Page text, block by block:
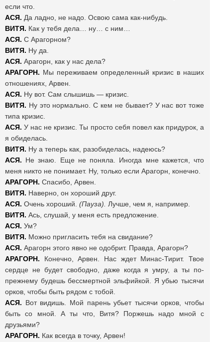
если что.
АСЯ. Да ладно, не надо. Освою сама как-нибудь.
ВИТЯ. Как у тебя дела… ну… с ним…
АСЯ. С Арагорном?
ВИТЯ. Ну да.
АСЯ. Арагорн, как у нас дела?
АРАГОРН. Мы переживаем определенный кризис в наших
отношениях, Арвен.
АСЯ. Ну вот. Сам слышишь — кризис.
ВИТЯ. Ну это нормально. С кем не бывает? У нас вот тоже
типа кризис.
АСЯ. У нас не кризис. Ты просто себя повел как придурок, а
я обиделась.
ВИТЯ. Ну а теперь как, разобиделась, надеюсь?
АСЯ. Не знаю. Еще не поняла. Иногда мне кажется, что
меня никто не понимает. Ну, только если Арагорн, конечно.
АРАГОРН. Спасибо, Арвен.
ВИТЯ. Наверно, он хороший друг.
АСЯ. Очень хороший. (Пауза).
Лучше, чем я, например.
ВИТЯ. Ась, слушай, у меня есть предложение.
АСЯ. Ум?
ВИТЯ. Можно пригласить тебя на свидание?
АСЯ. Арагорн этого явно не одобрит. Правда, Арагорн?
АРАГОРН. Конечно, Арвен. Нас ждет Минас-Тирит. Твое
сердце не будет свободно, даже когда я умру, а ты по-
прежнему будешь бессмертной эльфийкой. Я убью тысячи
орков, чтобы быть рядом с тобой.
АСЯ. Вот видишь. Мой парень убьет тысячи орков, чтобы
быть со мной. А ты что, Витя? Поржешь надо мной с
друзьями?
АРАГОРН. Как всегда в точку, Арвен!